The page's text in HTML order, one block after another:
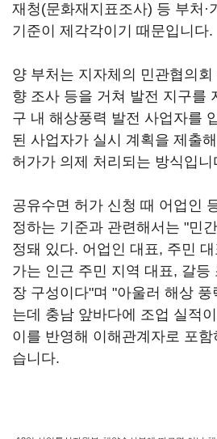
재청(문화재지표조사) 등 부처·
기준이 제각각이기 때문입니다.
양 부처는 지자체의 민관협의
향 조사 등을 거쳐 발전 지구를
구 내 해상풍력 발전 사업자를
된 사업자가 실시 계획을 제출
허가가 의제 처리되는 방식입니
공유수면 허가 신청 때 어업인
정하는 기준과 관련해서는 "민
정돼 있다. 어업인 대표, 주민
가는 인근 주민 지역 대표, 갈등
장 구성이다"며 "아울러 해상 풍
는데 충남 앞바다에 조업 실적
이를 반영해 이해관계자로 포
습니다.